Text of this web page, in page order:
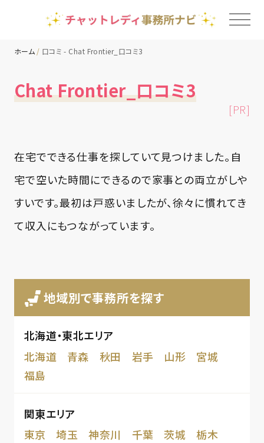
地域別ランキング
コラム
ホーム 口コミ - Chat Frontier_口コミ3
Chat Frontier_口コミ3
[PR]
在宅でできる仕事を探していて見つけました。自
宅で空いた時間にできるので家事との両立がしや
すいです。最初は戸惑いましたが、徐々に慣れてき
て収入にもつながっています。
地域別で事務所を探す
北海道・東北エリア
北海道
青森 秋田 岩手 山形
宮城
福島
関東エリア
東京
埼玉 神奈川 千葉 茨城
栃木